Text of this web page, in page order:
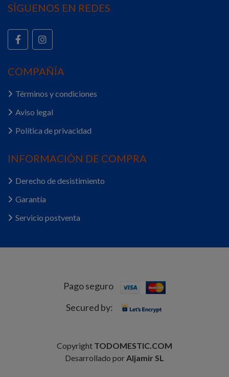
SÍGUENOS EN REDES
COMPAÑÍA
Términos y condiciones
Aviso legal
Política de privacidad
INFORMACIÓN DE COMPRA
Derecho de desistimiento
Garantía
Servicio postventa
Pago seguro
Secured by:
Copyright TODOMESTIC.COM
Desarrollado porAljamir SL